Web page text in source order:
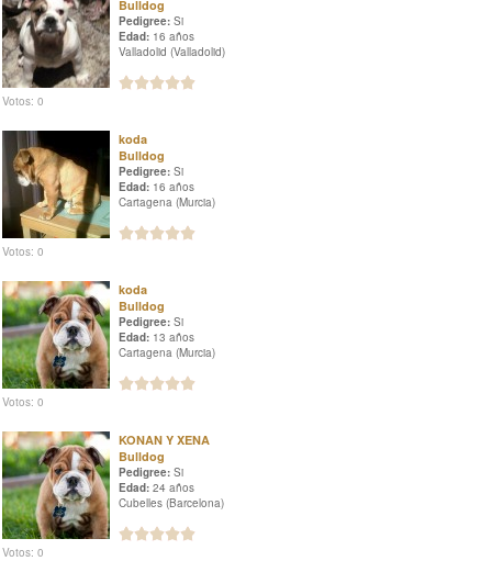
Bulldog
Pedigree: Si
Edad: 16 años
Valladolid (Valladolid)
Votos: 0
koda
Bulldog
Pedigree: Si
Edad: 16 años
Cartagena (Murcia)
Votos: 0
koda
Bulldog
Pedigree: Si
Edad: 13 años
Cartagena (Murcia)
Votos: 0
KONAN Y XENA
Bulldog
Pedigree: Si
Edad: 24 años
Cubelles (Barcelona)
Votos: 0